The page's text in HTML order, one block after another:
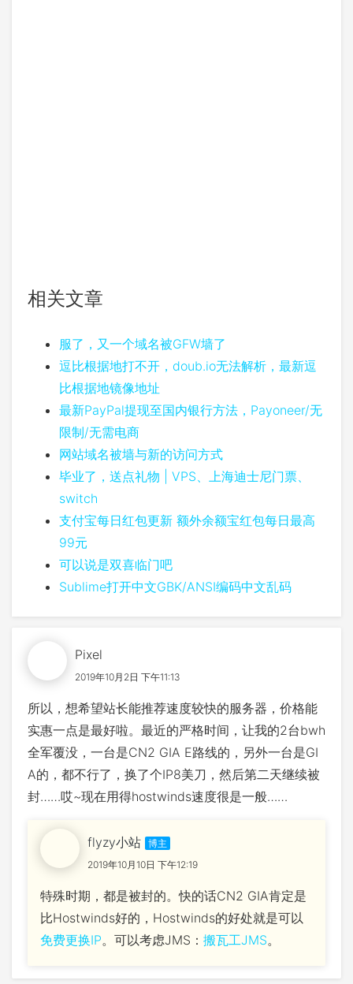
相关文章
服了，又一个域名被GFW墙了
逗比根据地打不开，doub.io无法解析，最新逗
比根据地镜像地址
最新PayPal提现至国内银行方法，Payoneer/无
限制/无需电商
网站域名被墙与新的访问方式
毕业了，送点礼物 | VPS、上海迪士尼门票、
switch
支付宝每日红包更新 额外余额宝红包每日最高
99元
可以说是双喜临门吧
Sublime打开中文GBK/ANSI编码中文乱码
Pixel
2019年10月2日 下午11:13
所以，想希望站长能推荐速度较快的服务器，价格能
实惠一点是最好啦。最近的严格时间，让我的2台bwh
全军覆没，一台是CN2 GIA E路线的，另外一台是GI
A的，都不行了，换了个IP8美刀，然后第二天继续被
封……哎~现在用得hostwinds速度很是一般……
flyzy小站
2019年10月10日 下午12:19
特殊时期，都是被封的。快的话CN2 GIA肯定是
比Hostwinds好的，Hostwinds的好处就是可以
免费更换IP。可以考虑JMS： 搬瓦工JMS。